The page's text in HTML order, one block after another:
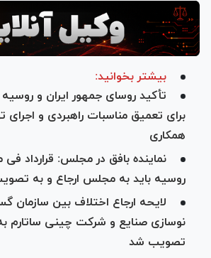
بیشتر بخوانید:
تأکید روسای جمهور ایران و روسیه
برای تعمیق مناسبات راهبردی و اجرای
همکاری
نماینده بافق در مجلس: قرارداد فی
روسیه باید به مجلس ارجاع و به
لایحه ارجاع اختلاف بین سازمان
نوسازی صنایع و شرکت چینی ساتارم
تصویب شد